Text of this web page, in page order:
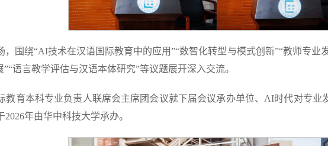
，围绕“AI技术在汉语国际教育中的应用”“数智化转型与模式创新”“教师专业
语言教学评估与汉语本体研究”等议题展开深入交流。
教育本科专业负责人联席会主席团会议就下届会议承办单位、AI时代对专业
年由华中科技大学承办。